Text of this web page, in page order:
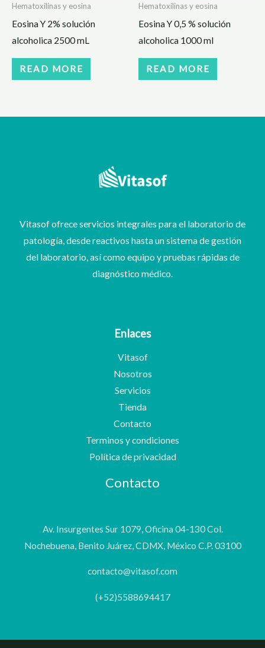
Hematoxilinas y eosina
Eosina Y 2% solución
alcoholica 2500 mL
READ MORE
Hematoxilinas y eosina
Eosina Y 0,5 % solución
alcoholica 1000 ml
READ MORE
Vitasof ofrece servicios integrales para el laboratorio de
patología, desde reactivos hasta un sistema de gestión
del laboratorio, así como equipo y pruebas rápidas de
diagnóstico médico.
Enlaces
Vitasof
Nosotros
Servicios
Tienda
Contacto
Terminos y condiciones
Política de privacidad
Contacto
Av. Insurgentes Sur 1079, Oficina 04-130 Col.
Nochebuena, Benito Juárez, CDMX, México C.P. 03100
contacto@vitasof.com
(+52)5588694417